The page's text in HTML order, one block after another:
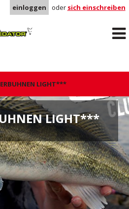
einloggen oder sich einschreiben
LIGHT***
LIGHT***